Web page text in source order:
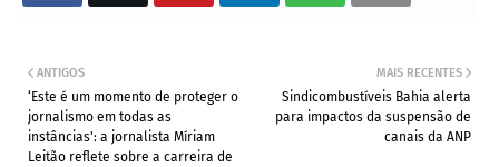
MAIS RECENTES
Sindicombustíveis Bahia alerta
para impactos da suspensão de
canais da ANP
ANTIGOS
‘Este é um momento de proteger o
jornalismo em todas as
instâncias': a jornalista Míriam
Leitão reflete sobre a carreira de